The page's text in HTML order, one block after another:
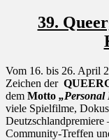
39.
Vom 16. bis 26. April
Zeichen der
dem Motto „Personal
viele Spielfilme,
Deutzschlandpremiere
Community-Treffen